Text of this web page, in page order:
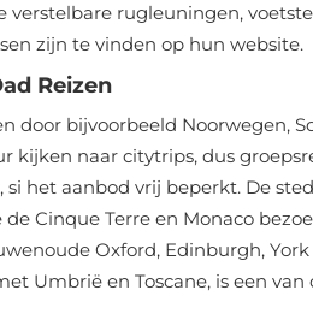
verstelbare rugleuningen,
zijn te vinden op hun website.
Reizen
door bijvoorbeeld Noorwegen,
kijken naar citytrips, dus
het aanbod vrij beperkt. De
de Cinque Terre en Monaco
Oxford, Edinburgh,
Umbrië en Toscane, is een van